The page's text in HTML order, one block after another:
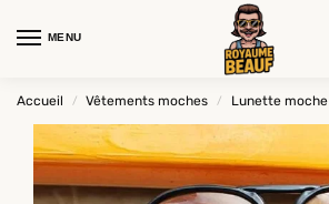
MENU
Accueil / Vêtements moches / Lunette moche